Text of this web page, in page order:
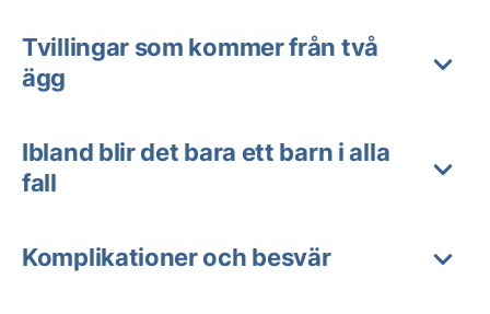
Tvillingar som kommer från två
ägg
Ibland blir det bara ett barn i alla
fall
Komplikationer och besvär